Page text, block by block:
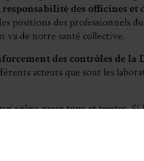
des officines et
positions des professionnels
va de notre santé collective.
des contrôles de la
acteurs que sont les
soins pour tous et toutes.Si